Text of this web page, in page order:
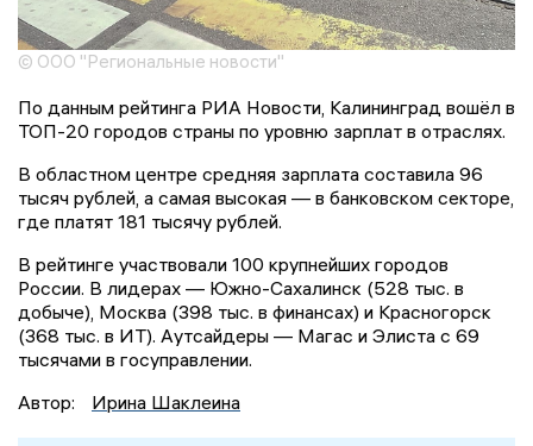
© ООО "Региональные новости"
По данным рейтинга РИА Новости, Калининград вошёл в
ТОП-20 городов страны по уровню зарплат в отраслях.
В областном центре средняя зарплата составила 96
тысяч рублей, а самая высокая — в банковском секторе,
где платят 181 тысячу рублей.
В рейтинге участвовали 100 крупнейших городов
России. В лидерах — Южно-Сахалинск (528 тыс. в
добыче), Москва (398 тыс. в финансах) и Красногорск
(368 тыс. в ИТ). Аутсайдеры — Магас и Элиста с 69
тысячами в госуправлении.
Автор:
Ирина Шаклеина